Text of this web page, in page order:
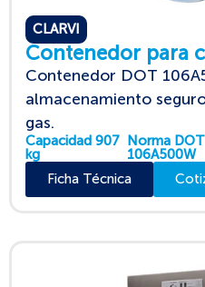
CLARVI
Contenedor para
Contenedor DOT
almacenamiento
gas.
Capacidad 907
kg
Norma DOT
106A500W
Ficha Técnica